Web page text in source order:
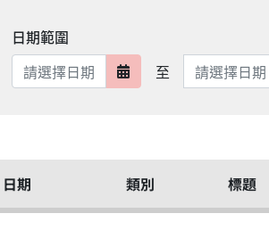
日期範圍
日期範圍開始
至 日期範圍結束
日期 類別 標題